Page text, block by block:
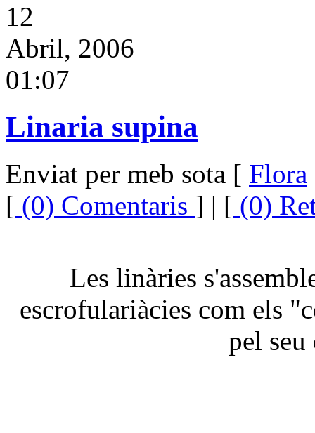
12
Abril, 2006
01:07
Linaria supina
Enviat per meb sota [ Flora
[ (0) Comentaris ] | [ (0)
Les linàries
escrofulariàcies com els
pel seu